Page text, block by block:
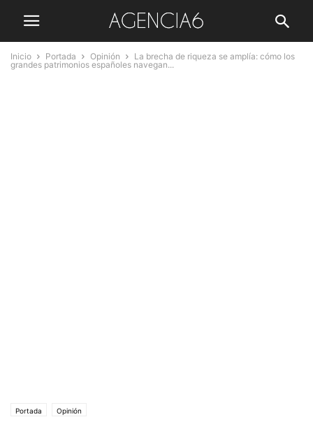
Inicio Portada Opinión
La brecha de riqueza se amplía: cómo los
grandes patrimonios españoles navegan...
Portada Opinión